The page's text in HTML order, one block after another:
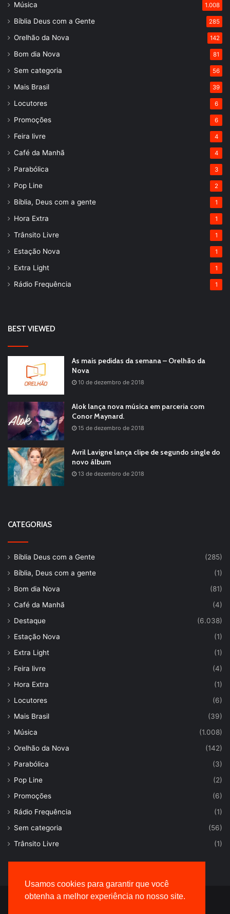
Usamos cookies para garantir que você
obtenha a melhor experiência no nosso site.
Música 1.008
Bíblia Deus com a Gente 285
Orelhão da Nova 142
Bom dia Nova 81
Sem categoria 56
Mais Brasil 39
Locutores 6
Promoções 6
Feira livre 4
Café da Manhã 4
Parabólica 3
Pop Line 2
Bíblia, Deus com a gente 1
Hora Extra 1
Trânsito Livre 1
Estação Nova 1
Extra Light 1
Rádio Frequência 1
BEST VIEWED
As mais pedidas da semana – Orelhão da
Nova
10 de dezembro de 2018
Alok lança nova música em parceria com
Conor Maynard.
15 de dezembro de 2018
Avril Lavigne lança clipe de segundo single do
novo álbum
13 de dezembro de 2018
CATEGORIAS
Bíblia Deus com a Gente
(285)
Bíblia, Deus com a gente
(1)
Bom dia Nova
(81)
Café da Manhã
(4)
Destaque
(6.038)
Estação Nova
(1)
Extra Light
(1)
Feira livre
(4)
Hora Extra
(1)
Locutores
(6)
Mais Brasil
(39)
Música
(1.008)
Orelhão da Nova
(142)
Parabólica
(3)
Pop Line
(2)
Promoções
(6)
Rádio Frequência
(1)
Sem categoria
(56)
Trânsito Livre
(1)